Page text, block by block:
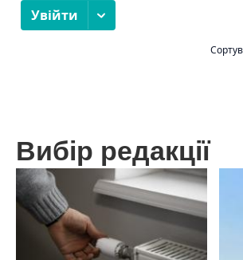
Вибір редакції